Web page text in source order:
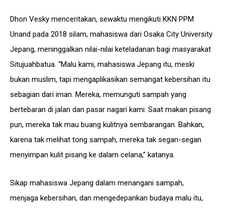
Dhon Vesky menceritakan, sewaktu mengikuti KKN PPM
Unand pada 2018 silam, mahasiswa dari Osaka City University
Jepang, meninggalkan nilai-nilai keteladanan bagi masyarakat
Situjuahbatua. “Malu kami, mahasiswa Jepang itu, meski
bukan muslim, tapi mengaplikasikan semangat kebersihan itu
sebagian dari iman. Mereka, memunguti sampah yang
bertebaran di jalan dan pasar nagari kami. Saat makan pisang
pun, mereka tak mau buang kulitnya sembarangan. Bahkan,
karena tak melihat tong sampah, mereka tak segan-segan
menyimpan kulit pisang ke dalam celana,” katanya.
Sikap mahasiswa Jepang dalam menangani sampah,
menjaga kebersihan, dan mengedepankan budaya malu itu,